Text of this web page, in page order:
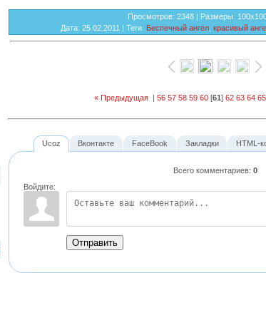
Просмотров: 2348 | Размеры:
Дата: 25.02.2011 | Теги: Беспечный ангел, красивый
« Предыдущая | 56 57 58 59 60 [61] 62 63 64 65
Ucoz
Всего комментариев: 0
Войдите:
Отправить
Вконтакте FaceBook Закладки HTML-